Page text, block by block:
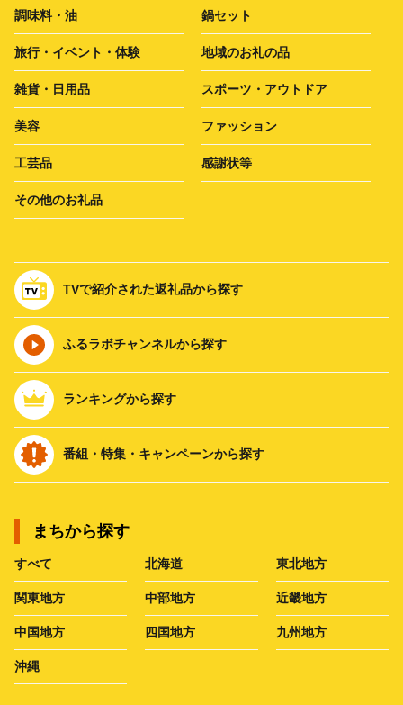
調味料・油 鍋セット
旅行・イベント・体験 地域のお礼の品
雑貨・日用品 スポーツ・アウトドア
美容 ファッション
工芸品 感謝状等
その他のお礼品
TVで紹介された返礼品から探す
ふるラボチャンネルから探す
ランキングから探す
番組・特集・キャンペーンから探す
まちから探す
すべて 北海道 東北地方
関東地方 中部地方 近畿地方
中国地方 四国地方 九州地方
沖縄